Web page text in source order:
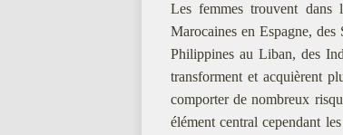
Les femmes trouvent dans
Marocaines en Espagne,
Philippines au Liban, des
transforment et acquièrent
comporter de nombreux
élément central cependant